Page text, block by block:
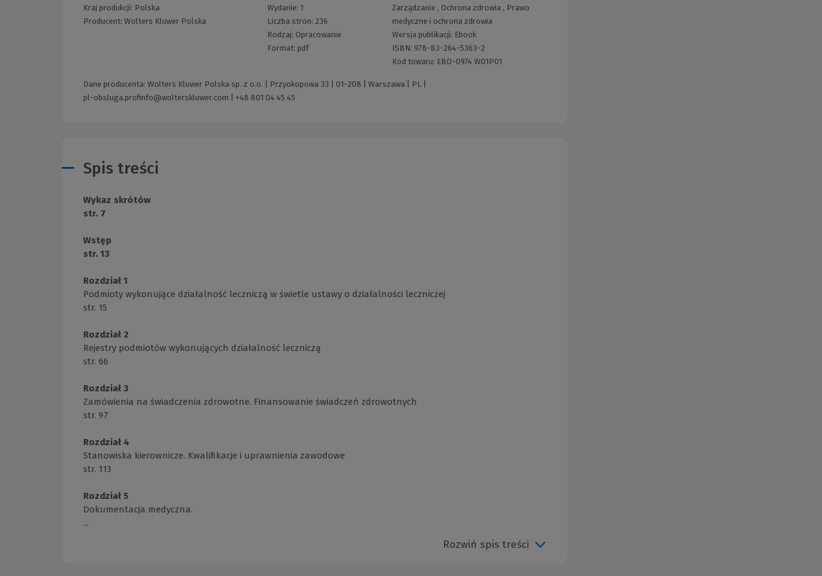
Kraj produkcji: Polska
Producent: Wolters Kluwer Polska
Wydanie: 1
Liczba stron: 236
Rodzaj: Opracowanie
Format: pdf
Zarządzanie , Ochrona zdrowia , Prawo
medyczne i ochrona zdrowia
Wersja publikacji: Ebook
ISBN: 978-83-264-5363-2
Kod towaru: EBO-0974 W01P01
Dane producenta: Wolters Kluwer Polska sp. z o.o. | Przyokopowa 33 | 01-208 | Warszawa | PL |
pl-obsluga.profinfo@wolterskluwer.com
+48 801 04 45 45
Spis treści
Wykaz skrótów
str. 7
Wstęp
str. 13
Rozdział 1
Podmioty wykonujące działalność leczniczą w świetle ustawy o działalności leczniczej
str. 15
Rozdział 2
Rejestry podmiotów wykonujących działalność leczniczą
str. 66
Rozdział 3
Zamówienia na świadczenia zdrowotne. Finansowanie świadczeń zdrowotnych
str. 97
Rozdział 4
Stanowiska kierownicze. Kwalifikacje i uprawnienia zawodowe
str. 113
Rozdział 5
Dokumentacja medyczna.
...
Rozwiń spis treści